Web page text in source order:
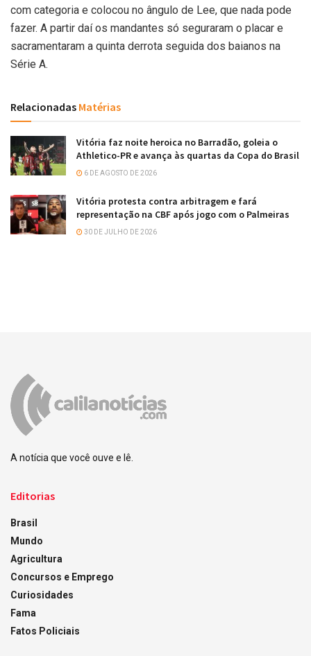
com categoria e colocou no ângulo de Lee, que nada pode
fazer. A partir daí os mandantes só seguraram o placar e
sacramentaram a quinta derrota seguida dos baianos na
Série A.
Relacionadas Matérias
Vitória faz noite heroica no Barradão, goleia o
Athletico-PR e avança às quartas da Copa do Brasil
6 DE AGOSTO DE 2026
Vitória protesta contra arbitragem e fará
representação na CBF após jogo com o Palmeiras
30 DE JULHO DE 2026
A notícia que você ouve e lê.
Editorias
Brasil
Mundo
Agricultura
Concursos e Emprego
Curiosidades
Fama
Fatos Policiais